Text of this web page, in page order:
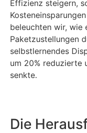
Effizienz steigern,
beleuchten wir,
Paketzustellungen
selbstlernendes
um 20% reduzierte
senkte.
Die